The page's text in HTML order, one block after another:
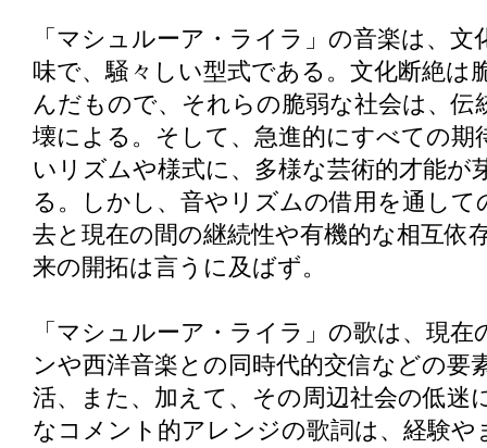
「マシュルーア・ライラ」の音楽は、
味で、騒々しい型式である。文化断絶は
んだもので、それらの脆弱な社会は、
壊による。そして、急進的にすべての
いリズムや様式に、多様な芸術的才能が
る。しかし、音やリズムの借用を通し
去と現在の間の継続性や有機的な相互依
来の開拓は言うに及ばず。
「マシュルーア・ライラ」の歌は、現
ンや西洋音楽との同時代的交信などの要
活、また、加えて、その周辺社会の低迷
なコメント的アレンジの歌詞は、経験